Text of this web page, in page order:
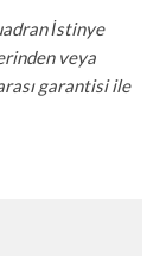
İstinye
veya
garantisi ile